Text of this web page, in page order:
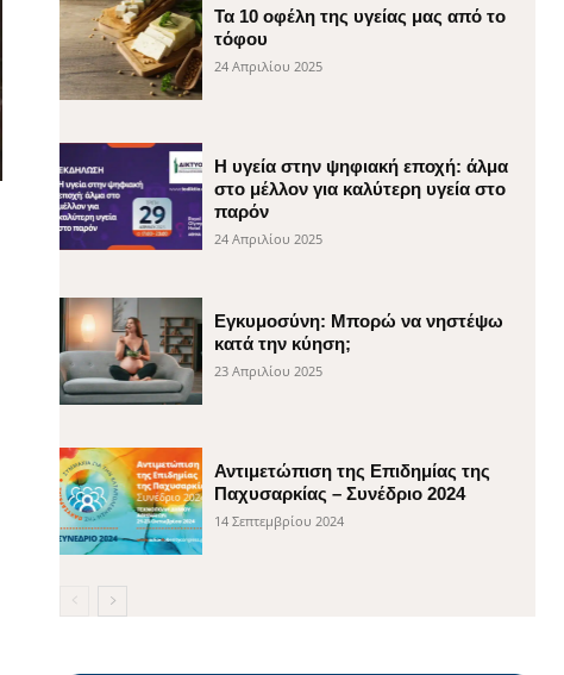
Τα 10 οφέλη της υγείας μας από το
τόφου
24 Απριλίου 2025
H υγεία στην ψηφιακή εποχή: άλμα
στο μέλλον για καλύτερη υγεία στο
παρόν
24 Απριλίου 2025
Εγκυμοσύνη: Μπορώ να νηστέψω
κατά την κύηση;
23 Απριλίου 2025
Αντιμετώπιση της Επιδημίας της
Παχυσαρκίας – Συνέδριο 2024
14 Σεπτεμβρίου 2024